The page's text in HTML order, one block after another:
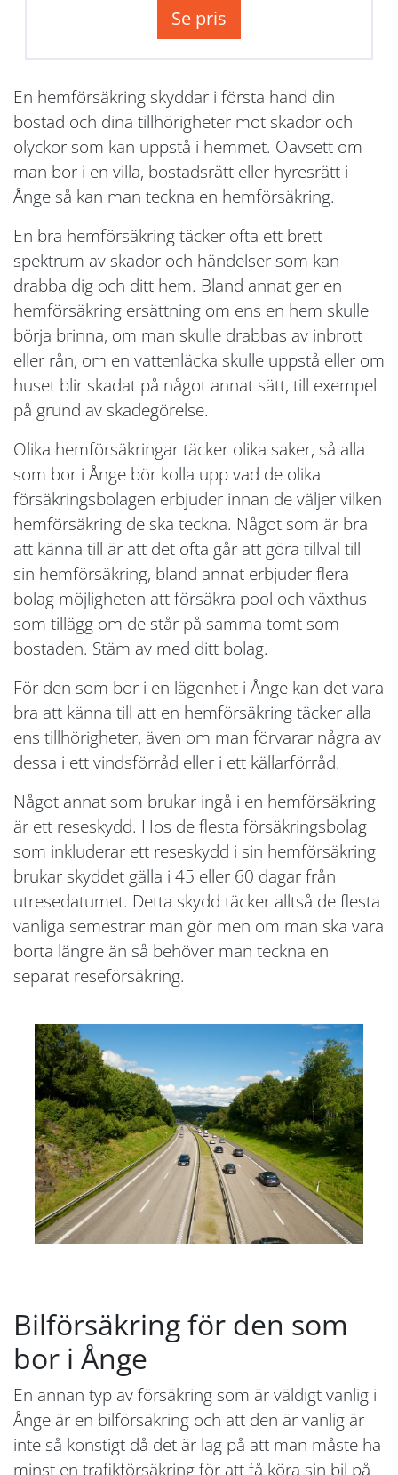
Se pris
En hemförsäkring skyddar i första hand din
bostad och dina tillhörigheter mot skador och
olyckor som kan uppstå i hemmet. Oavsett om
man bor i en villa, bostadsrätt eller hyresrätt i
Ånge så kan man teckna en hemförsäkring.
En bra hemförsäkring täcker ofta ett brett
spektrum av skador och händelser som kan
drabba dig och ditt hem. Bland annat ger en
hemförsäkring ersättning om ens en hem skulle
börja brinna, om man skulle drabbas av inbrott
eller rån, om en vattenläcka skulle uppstå eller om
huset blir skadat på något annat sätt, till exempel
på grund av skadegörelse.
Olika hemförsäkringar täcker olika saker, så alla
som bor i Ånge bör kolla upp vad de olika
försäkringsbolagen erbjuder innan de väljer vilken
hemförsäkring de ska teckna. Något som är bra
att känna till är att det ofta går att göra tillval till
sin hemförsäkring, bland annat erbjuder flera
bolag möjligheten att försäkra pool och växthus
som tillägg om de står på samma tomt som
bostaden. Stäm av med ditt bolag.
För den som bor i en lägenhet i Ånge kan det vara
bra att känna till att en hemförsäkring täcker alla
ens tillhörigheter, även om man förvarar några av
dessa i ett vindsförråd eller i ett källarförråd.
Något annat som brukar ingå i en hemförsäkring
är ett reseskydd. Hos de flesta försäkringsbolag
som inkluderar ett reseskydd i sin hemförsäkring
brukar skyddet gälla i 45 eller 60 dagar från
utresedatumet. Detta skydd täcker alltså de flesta
vanliga semestrar man gör men om man ska vara
borta längre än så behöver man teckna en
separat reseförsäkring.
Bilförsäkring för den som
bor i Ånge
En annan typ av försäkring som är väldigt vanlig i
Ånge är en bilförsäkring och att den är vanlig är
inte så konstigt då det är lag på att man måste ha
minst en trafikförsäkring för att få köra sin bil på